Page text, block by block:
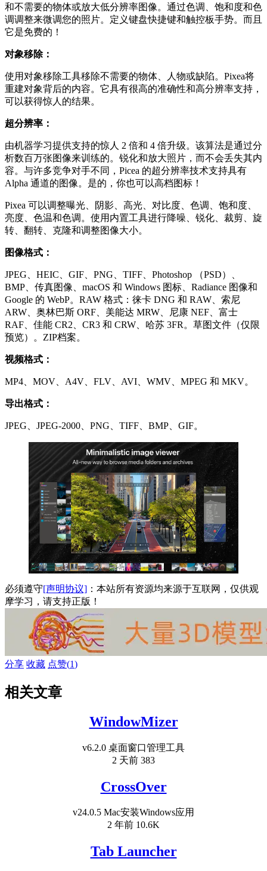
和不需要的物体或放大低分辨率图像。通过色调、饱和度和色
调调整来微调您的照片。定义键盘快捷键和触控板手势。而且
它是免费的！
对象移除：
使用对象移除工具移除不需要的物体、人物或缺陷。Pixea将
重建对象背后的内容。它具有很高的准确性和高分辨率支持，
可以获得惊人的结果。
超分辨率：
由机器学习提供支持的惊人 2 倍和 4 倍升级。该算法是通过分
析数百万张图像来训练的。锐化和放大照片，而不会丢失其内
容。与许多竞争对手不同，Picea 的超分辨率技术支持具有
Alpha 通道的图像。是的，你也可以高档图标！
Pixea 可以调整曝光、阴影、高光、对比度、色调、饱和度、
亮度、色温和色调。使用内置工具进行降噪、锐化、裁剪、旋
转、翻转、克隆和调整图像大小。
图像格式：
JPEG、HEIC、GIF、PNG、TIFF、Photoshop （PSD）、
BMP、传真图像、macOS 和 Windows 图标、Radiance 图像和
Google 的 WebP。RAW 格式：徕卡 DNG 和 RAW、索尼
ARW、奥林巴斯 ORF、美能达 MRW、尼康 NEF、富士
RAF、佳能 CR2、CR3 和 CRW、哈苏 3FR。草图文件（仅限
预览）。ZIP档案。
视频格式：
MP4、MOV、A4V、FLV、AVI、WMV、MPEG 和 MKV。
导出格式：
JPEG、JPEG-2000、PNG、TIFF、BMP、GIF。
必须遵守[声明协议] ：本站所有资源均来源于互联网，仅供观
摩学习，请支持正版！
分享 收藏 点赞(1)
相关文章
WindowMizer
v6.2.0 桌面窗口管理工具
2 天前 383
CrossOver
v24.0.5 Mac安装Windows应用
2 年前 10.6K
Tab Launcher